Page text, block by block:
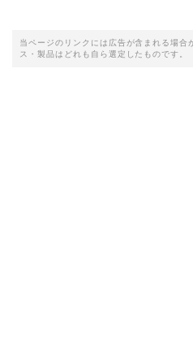
当ページのリンクには広告が含まれる場合
ス・製品はどれも自ら選定したものです。